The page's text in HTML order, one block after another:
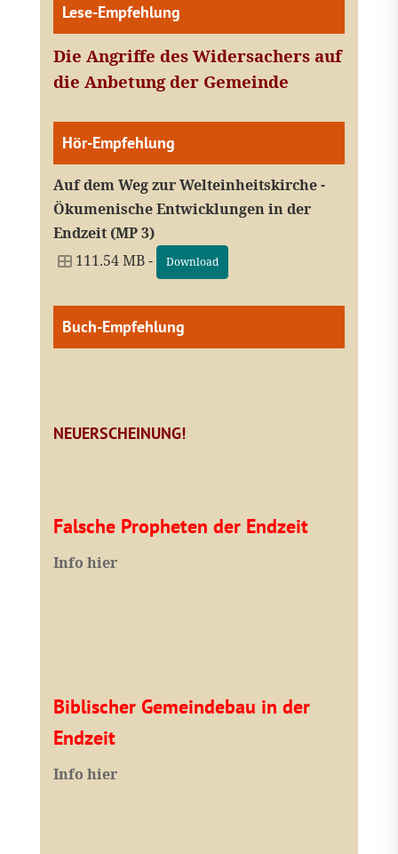
Lese-Empfehlung
Die Angriffe des Widersachers auf
die Anbetung der Gemeinde
Hör-Empfehlung
Auf dem Weg zur Welteinheitskirche -
Ökumenische Entwicklungen in der
Endzeit (MP 3)
111.54 MB -
Download
Buch-Empfehlung
NEUERSCHEINUNG!
Falsche Propheten der Endzeit
Info hier
Biblischer Gemeindebau in der
Endzeit
Info hier